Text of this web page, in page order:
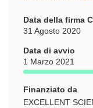
finestra)
Data della firma
31 Agosto 2020
Data di avvio
1 Marzo 2021
Finanziato da
EXCELLENT